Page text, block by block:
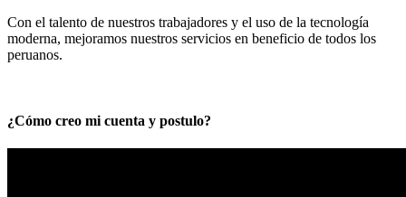
Con el talento de nuestros trabajadores y el uso de la tecnología
moderna, mejoramos nuestros servicios en beneficio de todos los
peruanos.
¿Cómo creo mi cuenta y postulo?